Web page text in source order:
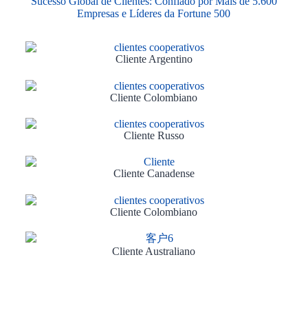
Empresas e Líderes da Fortune 500
Cliente Argentino
Cliente Colombiano
Cliente Russo
Cliente Canadense
Cliente Colombiano
Cliente Australiano